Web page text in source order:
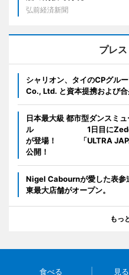
弘前経済新聞
プレ
シャリオン、タイのCPグル
Co., Ltd. と資本提携および
日本最大級 都市型ダンスミ
ル 1日目にZedd B2B
が登場！ 「ULTRA
公開！
Nigel Cabournが愛した表参
東最大店舗がオープン。
もっ
食べる 見